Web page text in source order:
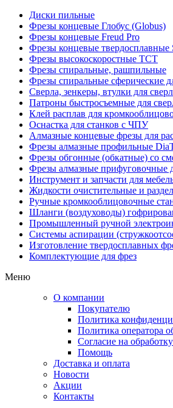
Диски пильные
Фрезы концевые Глобус (Globus)
Фрезы концевые Freud Pro
Фрезы концевые твердосплавные
Фрезы высокоскоростные ТСТ
Фрезы спиральные, рашпильные
Фрезы спиральные сферические
Сверла, зенкеры, втулки для
Патроны быстросъемные для
Клей расплав для
Оснастка для станков с ЧПУ
Алмазные концевые фрезы для
Фрезы алмазные профильные
Фрезы обгонные (обкатные) со
Фрезы алмазные прифуговочные
Инструмент и запчасти для
Жидкости очистительные и
Ручные кромкооблицовочные
Шланги (воздуховоды)
Промышленный ручной
Системы аспирации
Изготовление твердосплавных
Комплектующие для фрез
Меню
О компании
Покупателю
Политика
Политика оператора
Согласие на
Помощь
Доставка и оплата
Новости
Акции
Контакты